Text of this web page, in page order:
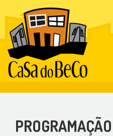
PROGRAMAÇÃO